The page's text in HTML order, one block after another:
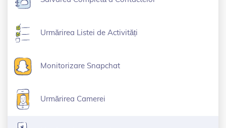
Urmărirea Listei de Activități
Monitorizare Snapchat
Urmărirea Camerei